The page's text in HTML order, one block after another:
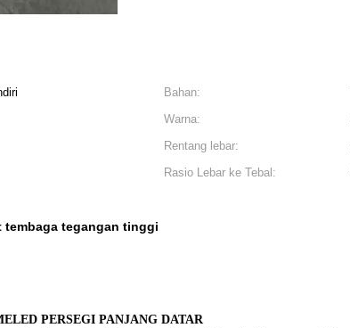
Bahan:
Warna:
Rentang lebar:
Rasio Lebar ke Tebal:
tembaga tegangan tinggi
PERSEGI PANJANG DATAR